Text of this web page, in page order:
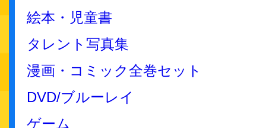
絵本・児童書
タレント写真集
漫画・コミック全巻セット
DVD/ブルーレイ
ゲーム